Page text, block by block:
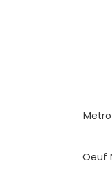
Oeuf